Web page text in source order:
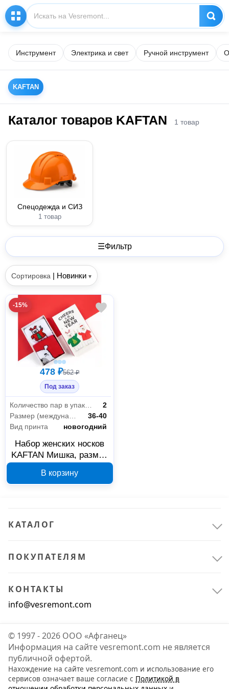
Инструмент Электрика и свет Ручной инструмент
KAFTAN
Каталог товаров KAFTAN 1 товар
Спецодежда и СИЗ
1 товар
☰Фильтр
Сортировка | Новинки ▾
-15%
478 ₽562 ₽
Под заказ
2
36-40
Вид принта
новогодний
Набор женских носков
KAFTAN Мишка, размер
В корзину
КАТАЛОГ
ПОКУПАТЕЛЯМ
КОНТАКТЫ
info@vesremont.com
© 1997 - 2026 ООО «Афганец»
Информация на сайте vesremont.com не является
публичной офертой.
Нахождение на сайте vesremont.com и использование его
сервисов означает ваше согласие с Политикой в